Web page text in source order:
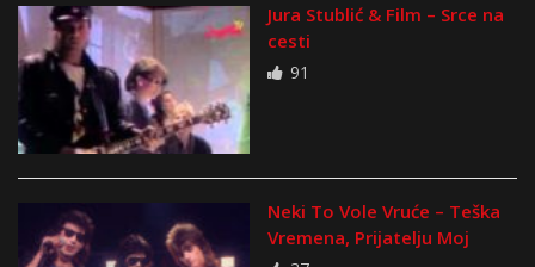
Jura Stublić & Film – Srce na
cesti
91
Neki To Vole Vruće – Teška
Vremena, Prijatelju Moj